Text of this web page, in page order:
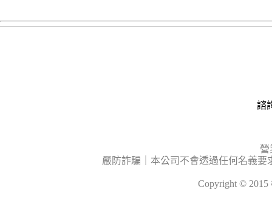
諮
營
嚴防詐騙｜本公司不會透過任何名義
Copyright ©